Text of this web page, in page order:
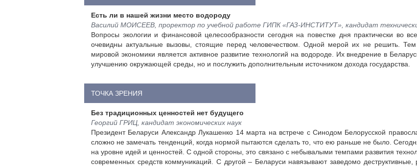
Есть ли в нашей жизни место водороду
Василий МОИСЕЕВ, проректор по учебной работе ГИПК «ГАЗ-ИНСТИТУТ», кандидат
Вопросы экологии и финансовой целесообразности сегодня на повестке дня практически во
очевидны актуальные вызовы, стоящие перед человечеством. Одной мерой их не решить.
мировой экономики является активное развитие технологий на водороде. Их внедрение в
улучшению окружающей среды, но и послужить дополнительным источником дохода государства.
ТОЧКА ЗРЕНИЯ
Без традиционных ценностей нет будущего
Георгий ГРИЦ, кандидат экономических наук
Президент Беларуси Александр Лукашенко 14 марта на встрече с Синодом Белорусской
сложно не замечать тенденций, когда нормой пытаются сделать то, что ею раньше не было.
на уровне идей и ценностей. С одной стороны, это связано с небывалыми темпами развития
современных средств коммуникаций. С другой – Беларуси навязывают заведомо